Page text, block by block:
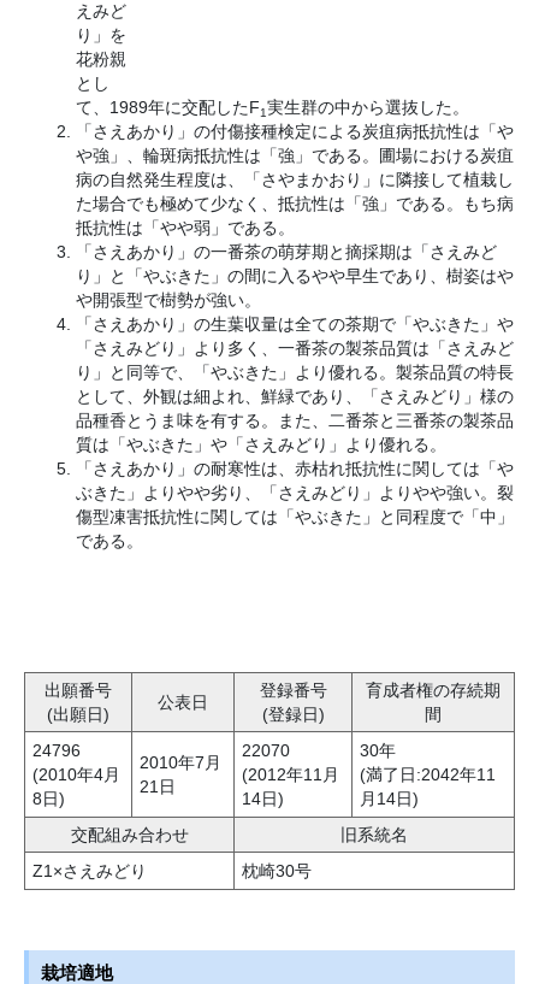
えみど
り」を
花粉親
とし
て、1989年に交配したF1実生群の中から選抜した。
「さえあかり」の付傷接種検定による炭疽病抵抗性は「や
や強」、輪斑病抵抗性は「強」である。圃場における炭疽
病の自然発生程度は、「さやまかおり」に隣接して植栽し
た場合でも極めて少なく、抵抗性は「強」である。もち病
抵抗性は「やや弱」である。
「さえあかり」の一番茶の萌芽期と摘採期は「さえみど
り」と「やぶきた」の間に入るやや早生であり、樹姿はや
や開張型で樹勢が強い。
「さえあかり」の生葉収量は全ての茶期で「やぶきた」や
「さえみどり」より多く、一番茶の製茶品質は「さえみど
り」と同等で、「やぶきた」より優れる。製茶品質の特長
として、外観は細よれ、鮮緑であり、「さえみどり」様の
品種香とうま味を有する。また、二番茶と三番茶の製茶品
質は「やぶきた」や「さえみどり」より優れる。
「さえあかり」の耐寒性は、赤枯れ抵抗性に関しては「や
ぶきた」よりやや劣り、「さえみどり」よりやや強い。裂
傷型凍害抵抗性に関しては「やぶきた」と同程度で「中」
である。
出願番号
(出願日)
公表日
登録番号
(登録日)
育成者権の存続期
間
24796
(2010年4月
8日)
2010年7月
21日
22070
(2012年11月
14日)
30年
(満了日:2042年11
月14日)
交配組み合わせ
旧系統名
Z1×さえみどり
枕崎30号
栽培適地